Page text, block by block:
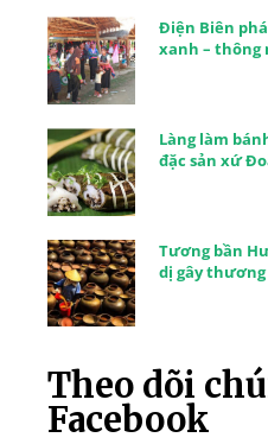
Điện Biên
xanh – thông
Làng làm
đặc sản xứ
Tương bần
dị gây
Theo dõi
Facebook